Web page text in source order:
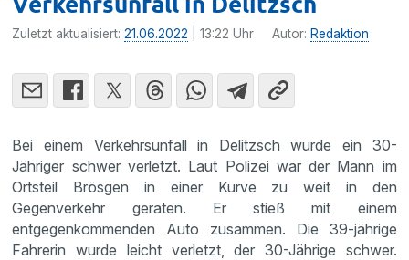
Zuletzt aktualisiert:21.06.2022 | 13:22 Uhr Autor: Redaktion
Bei einem Verkehrsunfall in Delitzsch wurde ein 30-
Jähriger schwer verletzt. Laut Polizei war der Mann im
Ortsteil Brösgen in einer Kurve zu weit in den
Gegenverkehr geraten. Er stieß mit einem
entgegenkommenden Auto zusammen. Die 39-jährige
Fahrerin wurde leicht verletzt, der 30-Jährige schwer.